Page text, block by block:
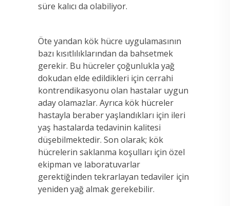
süre kalıcı da olabiliyor.
Öte yandan kök hücre uygulamasının
bazı kısıtlılıklarından da bahsetmek
gerekir. Bu hücreler çoğunlukla yağ
dokudan elde edildikleri için cerrahi
kontrendikasyonu olan hastalar uygun
aday olamazlar. Ayrıca kök hücreler
hastayla beraber yaşlandıkları için ileri
yaş hastalarda tedavinin kalitesi
düşebilmektedir. Son olarak; kök
hücrelerin saklanma koşulları için özel
ekipman ve laboratuvarlar
gerektiğinden tekrarlayan tedaviler için
yeniden yağ almak gerekebilir.